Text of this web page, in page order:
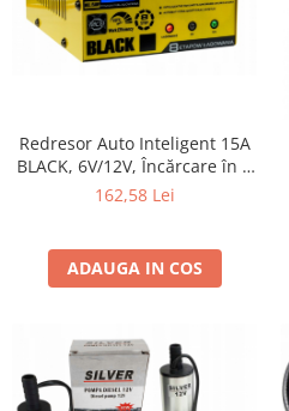
Redresor Auto Inteligent 15A
BLACK, 6V/12V, Încărcare în 8
Pași, Microprocesor MCU
162,58 Lei
ADAUGA IN COS